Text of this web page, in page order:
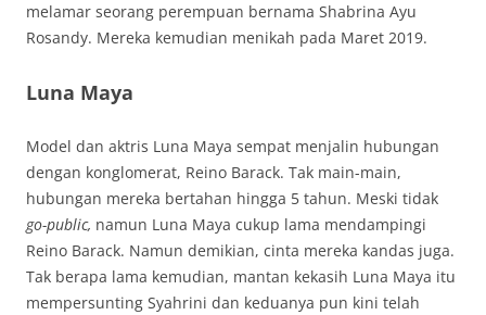
melamar seorang perempuan bernama Shabrina Ayu
Rosandy. Mereka kemudian menikah pada Maret 2019.
Luna Maya
Model dan aktris Luna Maya sempat menjalin hubungan
dengan konglomerat, Reino Barack. Tak main-main,
hubungan mereka bertahan hingga 5 tahun. Meski tidak
go-public, namun Luna Maya cukup lama mendampingi
Reino Barack. Namun demikian, cinta mereka kandas juga.
Tak berapa lama kemudian, mantan kekasih Luna Maya itu
mempersunting Syahrini dan keduanya pun kini telah